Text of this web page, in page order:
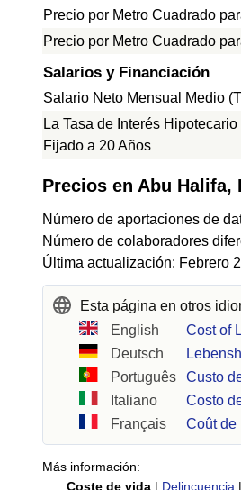
Precio por Metro Cuadrado
Precio por Metro Cuadrado
Salarios y Financiación
Salario Neto Mensual Medio
La Tasa de Interés
Fijado a 20 Años
Precios en Abu Halifa,
Número de aportaciones de
Número de colaboradores
Última actualización: Febrero
Esta página en otros
English
Cost of
Deutsch
Português
Custo
Italiano
Costo
Français
Coût de
Más información:
Coste de vida | Delincuencia |